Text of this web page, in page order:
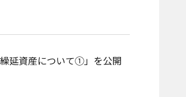
延資産について①」を公開